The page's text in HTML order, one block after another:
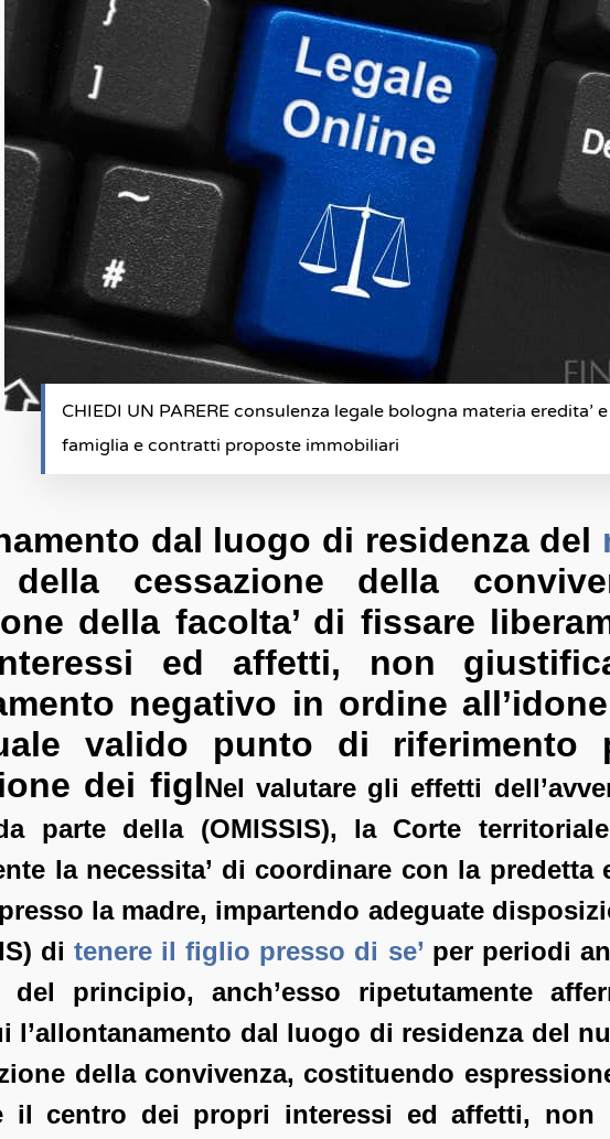
CHIEDI UN PARERE consulenza legale bologna materia eredita’ e
famiglia e contratti proposte immobiliari
dal luogo di residenza del
cessazione della
della facolta’ di fissare
ed affetti, non
negativo in ordine
valido punto di riferimento
dei figlNel valutare gli effetti
parte della (OMISSIS), la Corte
la necessita’ di coordinare con la predetta
la madre, impartendo adeguate
ditenere il figlio presso di se’ per periodi
del principio, anch’esso ripetutamente
l’allontanamento dal luogo di residenza del
della convivenza, costituendo
il centro dei propri interessi ed affetti, non